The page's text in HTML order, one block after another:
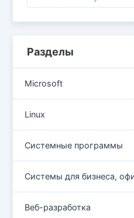
Разделы
Microsoft
Linux
Системные программы
Системы для бизнеса,
Веб-разработка